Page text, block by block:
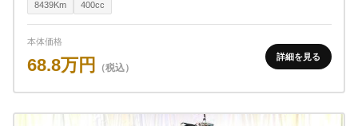
8439Km 400cc
本体価格
68.8万円 （税込）
詳細を見る